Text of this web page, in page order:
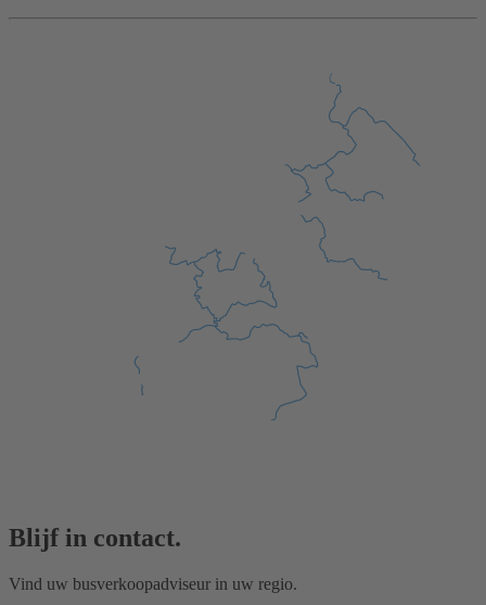
Blijf in contact.
Vind uw busverkoopadviseur in uw regio.